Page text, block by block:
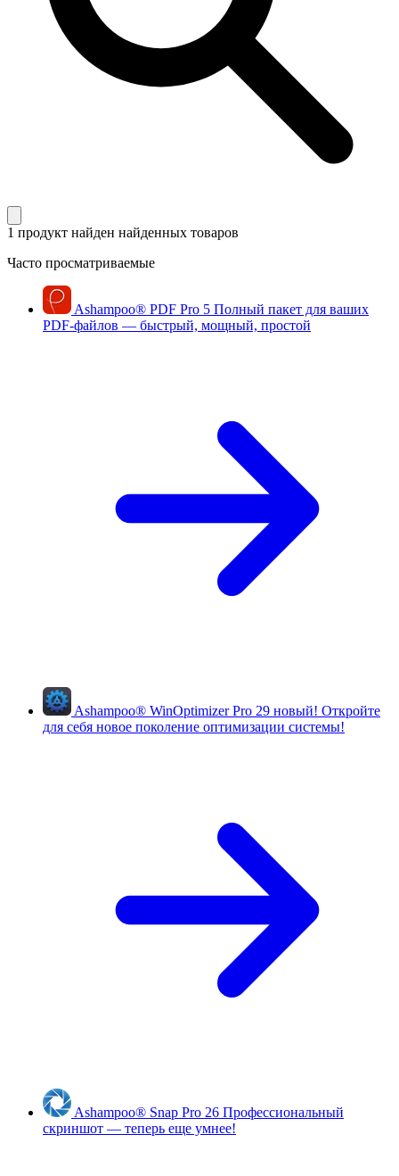
1 продукт найден найденных товаров
Часто просматриваемые
Ashampoo® PDF Pro 5 Полный пакет для ваших
PDF-файлов — быстрый, мощный, простой
Ashampoo® WinOptimizer Pro 29 новый! Откройте
для себя новое поколение оптимизации системы!
Ashampoo® Snap Pro 26 Профессиональный
скриншот — теперь еще умнее!